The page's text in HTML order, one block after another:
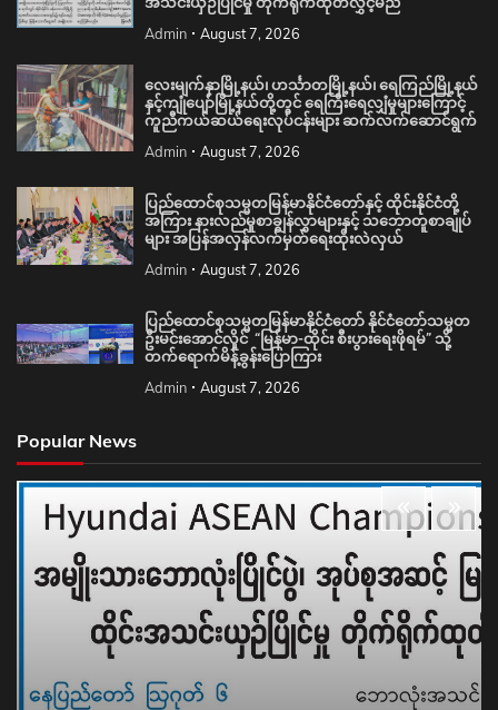
Admin August 7, 2026
လေးမျက်နှာမြို့နယ်၊ ဟင်္သာတမြို့နယ်၊ ရေကြည်မြို့နယ်
နှင့်ကျုံပျော်မြို့နယ်တို့တွင် ရေကြီးရေလျှံမှုများကြောင့်
ကူညီကယ်ဆယ်ရေးလုပ်ငန်းများ ဆက်လက်ဆောင်ရွက်
Admin August 7, 2026
ပြည်ထောင်စုသမ္မတမြန်မာနိုင်ငံတော်နှင့် ထိုင်းနိုင်ငံတို့
အကြား နားလည်မှုစာချွန်လွှာများနှင့် သဘောတူစာချုပ်
များ အပြန်အလှန်လက်မှတ်ရေးထိုးလဲလှယ်
Admin August 7, 2026
ပြည်ထောင်စုသမ္မတမြန်မာနိုင်ငံတော် နိုင်ငံတော်သမ္မတ
ဦးမင်းအောင်လှိုင် “မြန်မာ-ထိုင်း စီးပွားရေးဖိုရမ်” သို့
တက်ရောက်မိန့်ခွန်းပြောကြား
Admin August 7, 2026
Popular News